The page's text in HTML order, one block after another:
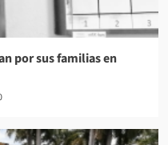
por sus familias en